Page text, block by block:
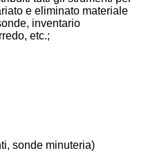
e eliminato materiale
inventario
etc.;
sonde minuteria)